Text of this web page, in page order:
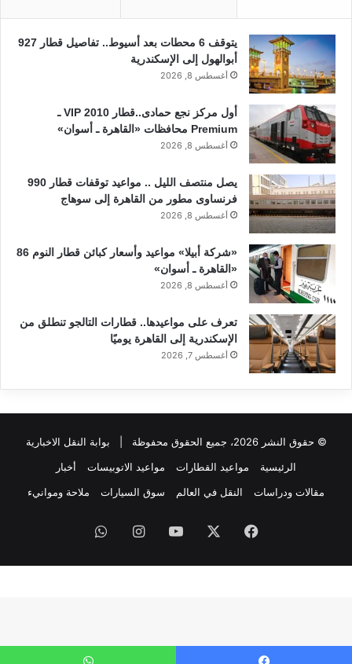
يتوقف 6 محطات بعد أسيوط.. تفاصيل قطار 927
أبوالهول إلى الإسكندرية
أغسطس 8, 2026
أول مركز نجع حمادى..قطار 2010 VIP ـ
Premium محافظات «القاهرة ـ أسوان»
أغسطس 8, 2026
يصل منتصف الليل .. مواعيد توقفات قطار 990
فرنساوى مطور من القاهرة إلى سوهاج
أغسطس 8, 2026
«شركة أبيلا» مواعيد وأسعار كبائن قطار النوم 86
«القاهرة ـ أسوان»
أغسطس 8, 2026
تعرف على مواعيدها.. قطارات التالجو تنطلق من
الإسكندرية إلى القاهرة يوميًا
أغسطس 7, 2026
© حقوق النشر 2026، جميع الحقوق محفوظة |
بوابة النقل الاخبارية
الرئيسية
مواعيد القطارات مواعيد الاتوبيسات
أخبار
مقالات ودراسات
النقل في العالم سوق السيارات ملاحة وموانيء
فيسبوك ‫YouTubeانستقرام